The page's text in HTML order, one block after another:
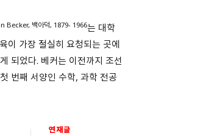
Becker, 백아덕, 1879- 1966는 대학
이 가장 절실히 요청되는 곳에
되었다. 베커는 이전까지 조선
번째 서양인 수학, 과학 전공
연재글